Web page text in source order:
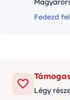
Fedezd
Légy